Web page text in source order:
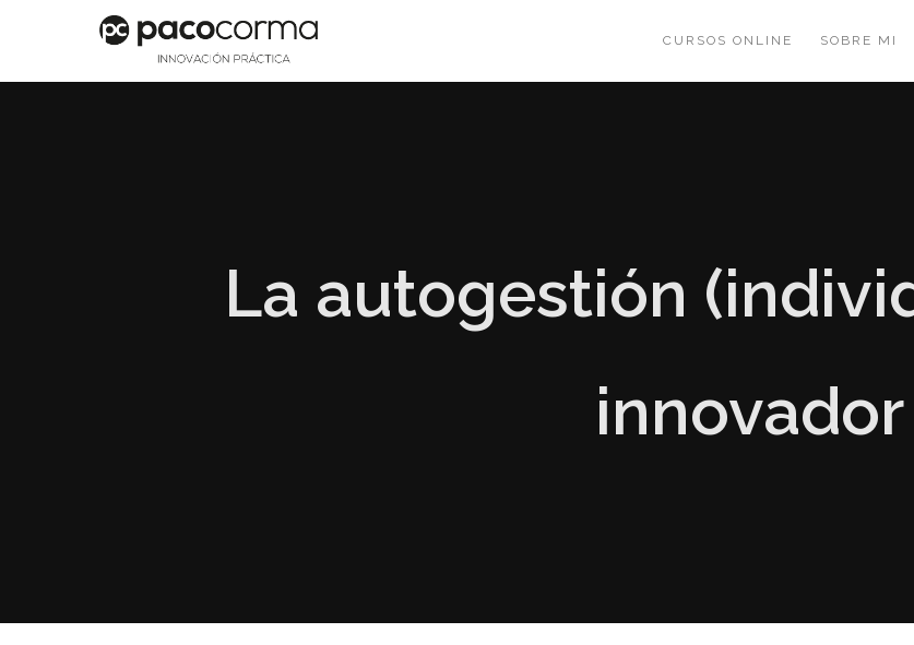
CURSOS ONLINE SOBRE MI
La autogestión
innovador